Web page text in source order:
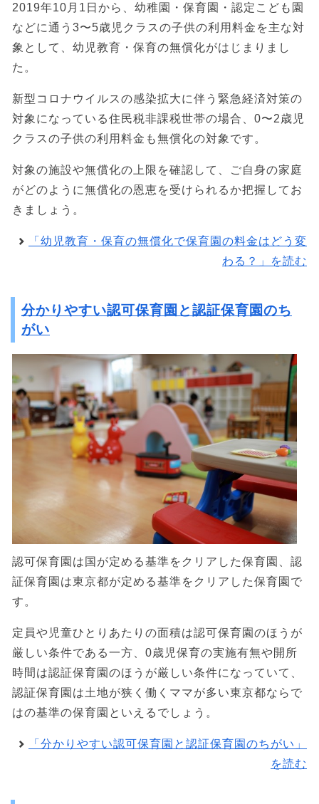
2019年10月1日から、幼稚園・保育園・認定こども園
などに通う3〜5歳児クラスの子供の利用料金を主な対
象として、幼児教育・保育の無償化がはじまりまし
た。
新型コロナウイルスの感染拡大に伴う緊急経済対策の
対象になっている住民税非課税世帯の場合、0〜2歳児
クラスの子供の利用料金も無償化の対象です。
対象の施設や無償化の上限を確認して、ご自身の家庭
がどのように無償化の恩恵を受けられるか把握してお
きましょう。
「幼児教育・保育の無償化で保育園の料金はどう変
わる？」を読む
分かりやすい認可保育園と認証保育園のち
がい
認可保育園は国が定める基準をクリアした保育園、認
証保育園は東京都が定める基準をクリアした保育園で
す。
定員や児童ひとりあたりの面積は認可保育園のほうが
厳しい条件である一方、0歳児保育の実施有無や開所
時間は認証保育園のほうが厳しい条件になっていて、
認証保育園は土地が狭く働くママが多い東京都ならで
はの基準の保育園といえるでしょう。
「分かりやすい認可保育園と認証保育園のちがい」
を読む